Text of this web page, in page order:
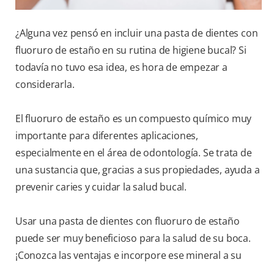
¿Alguna vez pensó en incluir una pasta de dientes con
fluoruro de estaño en su rutina de higiene bucal? Si
todavía no tuvo esa idea, es hora de empezar a
considerarla.
El fluoruro de estaño es un compuesto químico muy
importante para diferentes aplicaciones,
especialmente en el área de odontología. Se trata de
una sustancia que, gracias a sus propiedades, ayuda a
prevenir caries y cuidar la salud bucal.
Usar una pasta de dientes con fluoruro de estaño
puede ser muy beneficioso para la salud de su boca.
¡Conozca las ventajas e incorpore ese mineral a su